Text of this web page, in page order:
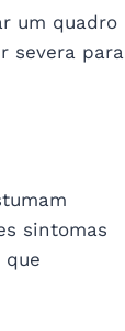
um quadro
severa para
sintomas
que